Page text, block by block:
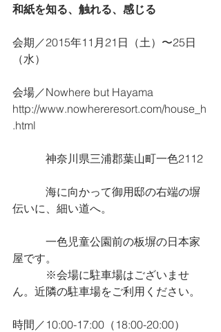
和紙を知る、触れる、感じる
会期／2015年11月21日（土）〜25日
（水）
会場／Nowhere but Hayama
http://www.nowhereresort.com/house_h
.html
神奈川県三浦郡葉山町一色2112
海に向かって御用邸の右端の塀
伝いに、細い道へ。
一色児童公園前の板塀の日本家
屋です。
※会場に駐車場はございませ
ん。近隣の駐車場をご利用ください。
時間／10:00-17:00（18:00-20:00）